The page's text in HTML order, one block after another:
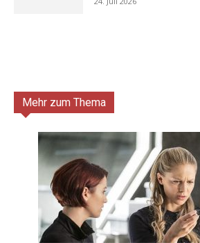
Mehr zum Thema